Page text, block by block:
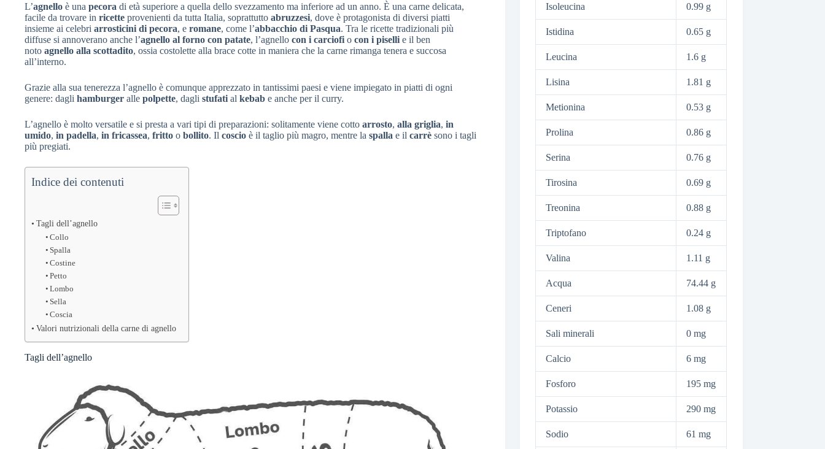
L’agnello è una pecora di età superiore a quella dello svezzamento ma inferiore ad un anno. È una carne delicata,
facile da trovare in ricette provenienti da tutta Italia, soprattutto abruzzesi, dove è protagonista di diversi piatti
insieme ai celebri arrosticini di pecora, e romane, come l’abbacchio di Pasqua. Tra le ricette tradizionali più
diffuse si annoverano anche l’agnello al forno con patate, l’agnello con i carciofi o con i piselli e il ben
noto agnello alla scottadito, ossia costolette alla brace cotte in maniera che la carne rimanga tenera e succosa
all’interno.
Grazie alla sua tenerezza l’agnello è comunque apprezzato in tantissimi paesi e viene impiegato in piatti di ogni
genere: dagli hamburger alle polpette, dagli stufati al kebab e anche per il curry.
L’agnello è molto versatile e si presta a vari tipi di preparazioni: solitamente viene cotto arrosto, alla griglia, in
umido, in padella, in fricassea, fritto o bollito. Il coscio è il taglio più magro, mentre la spalla e il carrè sono i tagli
più pregiati.
Indice dei contenuti
Tagli dell’agnello
Collo
Spalla
Costine
Petto
Lombo
Sella
Coscia
Valori nutrizionali della carne di agnello
Tagli dell’agnello
Isoleucina 0.99 g
Istidina 0.65 g
Leucina 1.6 g
Lisina 1.81 g
Metionina 0.53 g
Prolina 0.86 g
Serina 0.76 g
Tirosina 0.69 g
Treonina 0.88 g
Triptofano 0.24 g
Valina 1.11 g
Acqua 74.44 g
Ceneri 1.08 g
Sali minerali 0 mg
Calcio 6 mg
Fosforo 195 mg
Potassio 290 mg
Sodio 61 mg